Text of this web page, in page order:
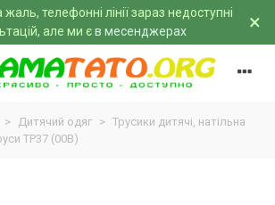
жаль, телефонні лінії зараз недоступні
але ми єв месенджерах ×
> Дитячий одяг > Трусики дитячі, натільна
ТР37 (00B)